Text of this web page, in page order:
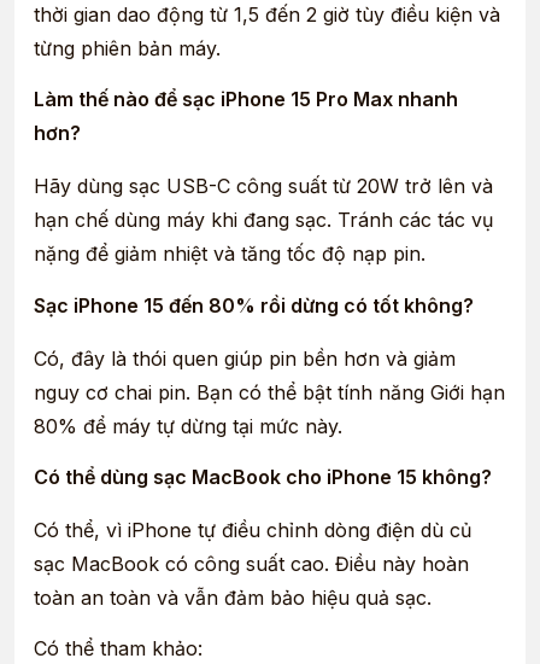
thời gian dao động từ 1,5 đến 2 giờ tùy điều kiện và
từng phiên bản máy.
Làm thế nào để sạc iPhone 15 Pro Max nhanh
hơn?
Hãy dùng sạc USB-C công suất từ 20W trở lên và
hạn chế dùng máy khi đang sạc. Tránh các tác vụ
nặng để giảm nhiệt và tăng tốc độ nạp pin.
Sạc iPhone 15 đến 80% rồi dừng có tốt không?
Có, đây là thói quen giúp pin bền hơn và giảm
nguy cơ chai pin. Bạn có thể bật tính năng Giới hạn
80% để máy tự dừng tại mức này.
Có thể dùng sạc MacBook cho iPhone 15 không?
Có thể, vì iPhone tự điều chỉnh dòng điện dù củ
sạc MacBook có công suất cao. Điều này hoàn
toàn an toàn và vẫn đảm bảo hiệu quả sạc.
Có thể tham khảo: